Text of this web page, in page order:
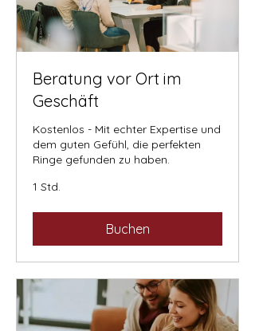
Beratung vor Ort im
Geschäft
Kostenlos - Mit echter Expertise und
dem guten Gefühl, die perfekten
Ringe gefunden zu haben.
1 Std.
Buchen